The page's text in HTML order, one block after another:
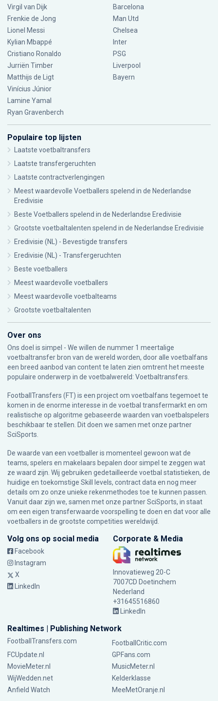
Virgil van Dijk
Frenkie de Jong
Lionel Messi
Kylian Mbappé
Cristiano Ronaldo
Jurriën Timber
Matthijs de Ligt
Vinícius Júnior
Lamine Yamal
Ryan Gravenberch
Barcelona
Man Utd
Chelsea
Inter
PSG
Liverpool
Bayern
Populaire top lijsten
Laatste voetbaltransfers
Laatste transfergeruchten
Laatste contractverlengingen
Meest waardevolle Voetballers spelend in de Nederlandse
Eredivisie
Beste Voetballers spelend in de Nederlandse Eredivisie
Grootste voetbaltalenten spelend in de Nederlandse Eredivisie
Eredivisie (NL) - Bevestigde transfers
Eredivisie (NL) - Transfergeruchten
Beste voetballers
Meest waardevolle voetballers
Meest waardevolle voetbalteams
Grootste voetbaltalenten
Over ons
Ons doel is simpel - We willen de nummer 1 meertalige
voetbaltransfer bron van de wereld worden, door alle voetbalfans
een breed aanbod van content te laten zien omtrent het meeste
populaire onderwerp in de voetbalwereld: Voetbaltransfers.
FootballTransfers (FT) is een project om voetbalfans tegemoet te
komen in de enorme interesse in de voetbal transfermarkt en om
realistische op algoritme gebaseerde waarden van voetbalspelers
beschikbaar te stellen. Dit doen we samen met onze partner
SciSports
De waarde van een voetballer is momenteel gewoon wat de
teams, spelers en makelaars bepalen door simpel te zeggen wat
ze waard zijn. Wij gebruiken gedetailleerde voetbal statistieken, de
huidige en toekomstige Skill levels, contract data en nog meer
details om zo onze unieke rekenmethodes toe te kunnen passen.
Vanuit daar zijn we, samen met onze partner SciSports, in staat
om een eigen transferwaarde voorspelling te doen en dat voor alle
voetballers in de grootste competities wereldwijd.
Volg ons op social media
Facebook
Instagram
X
LinkedIn
Corporate & Media
Innovatieweg 20-C
7007CD Doetinchem
Nederland
+31645516860
LinkedIn
Realtimes | Publishing Network
FootballTransfers.com
FootballCritic.com
FCUpdate.nl
GPFans.com
MovieMeter.nl
MusicMeter.nl
WijWedden.net
Kelderklasse
Anfield Watch
MeeMetOranje.nl